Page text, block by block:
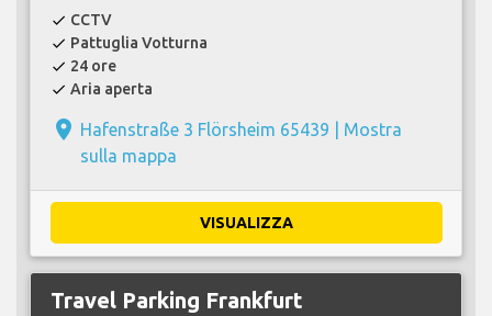
check CCTV
check Pattuglia Votturna
check 24 ore
check Aria aperta
place Hafenstraße 3 Flörsheim 65439 | Mostra
sulla mappa
VISUALIZZA
Travel Parking Frankfurt